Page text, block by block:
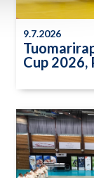
9.7.2026
Cup 2026,